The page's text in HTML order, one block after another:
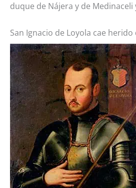
duque de Nájera y de
San Ignacio de Loyola cae herido